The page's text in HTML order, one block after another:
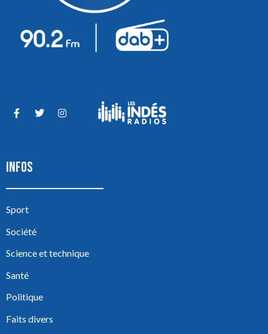
INFOS
Sport
Société
Science et technique
Santé
Politique
Faits divers